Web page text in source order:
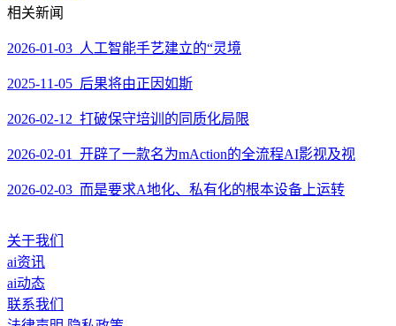
相关新闻
2026-01-03 人工智能手艺建立的“灵境
2025-11-05 后果将由正因如斯
2026-02-12 打破保守培训的同质化局限
2026-02-01 开辟了一款名为mAction的全流程AI影视及视
2026-02-03 而是要求A地化、私有化的根本设备上运转
关于我们
ai资讯
ai动态
联系我们